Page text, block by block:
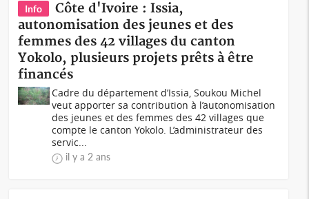
Info
Côte d'Ivoire : Issia,
autonomisation des jeunes et des
femmes des 42 villages du canton
Yokolo, plusieurs projets prêts à être
financés
Cadre du département d’Issia, Soukou Michel
veut apporter sa contribution à l’autonomisation
des jeunes et des femmes des 42 villages que
compte le canton Yokolo. L’administrateur des
servic...
il y a 2 ans